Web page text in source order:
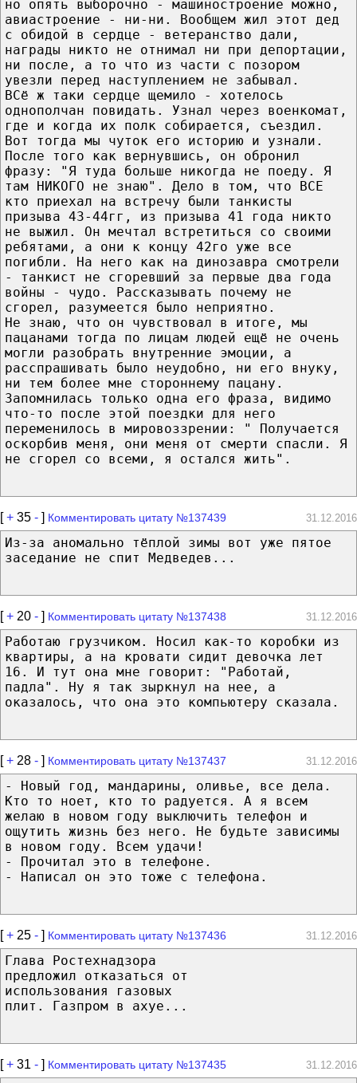
но опять выборочно - машиностроение можно,
авиастроение - ни-ни. Вообщем жил этот дед
с обидой в сердце - ветеранство дали,
награды никто не отнимал ни при депортации,
ни после, а то что из части с позором
увезли перед наступлением не забывал.
ВСё ж таки сердце щемило - хотелось
однополчан повидать. Узнал через военкомат,
где и когда их полк собирается, съездил.
Вот тогда мы чуток его историю и узнали.
После того как вернувшись, он обронил
фразу: "Я туда больше никогда не поеду. Я
там НИКОГО не знаю". Дело в том, что ВСЕ
кто приехал на встречу были танкисты
призыва 43-44гг, из призыва 41 года никто
не выжил. Он мечтал встретиться со своими
ребятами, а они к концу 42го уже все
погибли. На него как на динозавра смотрели
- танкист не сгоревший за первые два года
войны - чудо. Рассказывать почему не
сгорел, разумеется было неприятно.
Не знаю, что он чувствовал в итоге, мы
пацанами тогда по лицам людей ещё не очень
могли разобрать внутренние эмоции, а
расспрашивать было неудобно, ни его внуку,
ни тем более мне стороннему пацану.
Запомнилась только одна его фраза, видимо
что-то после этой поездки для него
переменилось в мировоззрении: " Получается
оскорбив меня, они меня от смерти спасли. Я
не сгорел со всеми, я остался жить".
[+ 35 - ] Комментировать цитату №137439 31.12.2016
Из-за аномально тёплой зимы вот уже пятое
заседание не спит Медведев...
[+ 20 - ] Комментировать цитату №137438 31.12.2016
Работаю грузчиком. Носил как-то коробки из
квартиры, а на кровати сидит девочка лет
16. И тут она мне говорит: "Работай,
падла". Ну я так зыркнул на нее, а
оказалось, что она это компьютеру сказала.
[+ 28 - ] Комментировать цитату №137437 31.12.2016
- Новый год, мандарины, оливье, все дела.
Кто то ноет, кто то радуется. А я всем
желаю в новом году выключить телефон и
ощутить жизнь без него. Не будьте зависимы
в новом году. Всем удачи!
- Прочитал это в телефоне.
- Написал он это тоже с телефона.
[+ 25 - ] Комментировать цитату №137436 31.12.2016
Глава Ростехнадзора
предложил отказаться от
использования газовых
плит. Газпром в ахуе...
[+ 31 - ] Комментировать цитату №137435 31.12.2016